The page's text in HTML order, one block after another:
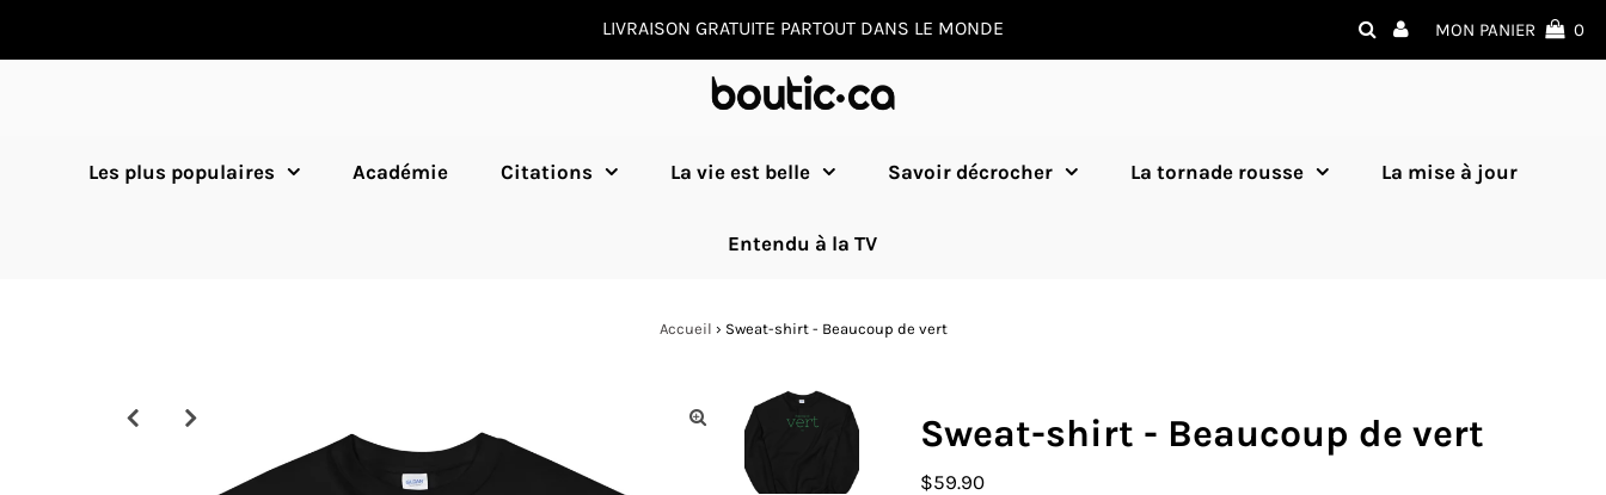
LIVRAISON GRATUITE PARTOUT DANS LE MONDE MON PANIER 0
Les plus populaires Académie Citations La vie est belle Savoir décrocher La tornade rousse La mise à jour
Entendu à la TV
Accueil › Sweat-shirt - Beaucoup de vert
Sweat-shirt - Beaucoup de vert
Prix
$59.90